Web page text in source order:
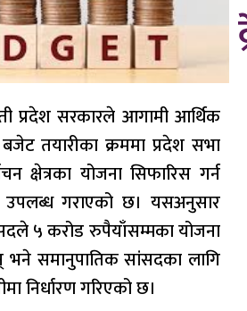
प्रदेश सरकारले आगामी आर्थिक
तयारीका क्रममा प्रदेश सभा
क्षेत्रका योजना सिफारिस गर्न
उपलब्ध गराएको छ। यसअनुसार
५ करोड रुपैयाँसम्मका योजना
भने समानुपातिक सांसदका लागि
निर्धारण गरिएको छ।